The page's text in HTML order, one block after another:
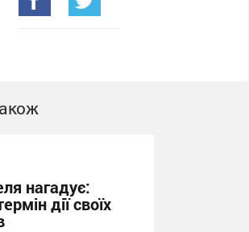
нагадує:
дії своїх